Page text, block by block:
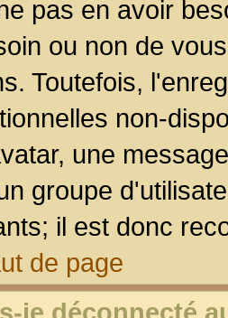
pas en avoir
ou non de
Toutefois,
non-
une
groupe
il est donc
de page